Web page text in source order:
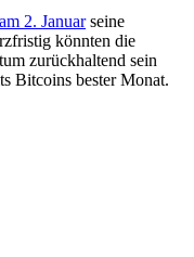
2. Januarseine
könnten die
zurückhaltend sein
Bitcoins bester Monat.